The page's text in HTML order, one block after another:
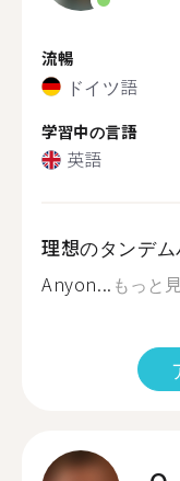
流暢
ドイツ語
学習中の言語
英語
理想のタンデ
Anyon... もっと